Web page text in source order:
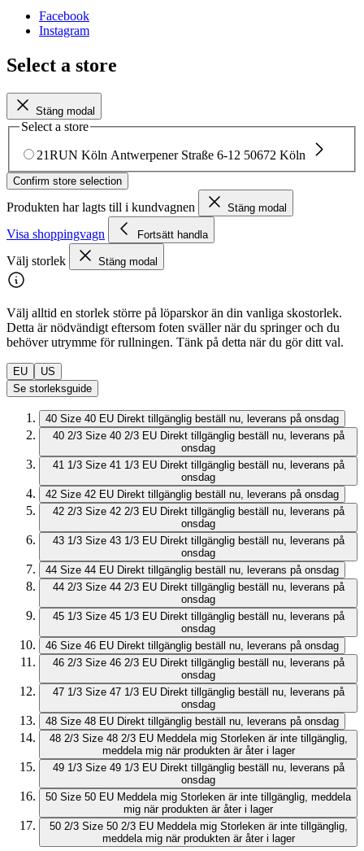
Facebook
Instagram
Select a store
Stäng modal
Select a store
21RUN Köln Antwerpener Straße 6-12 50672 Köln
Confirm store selection
Produkten har lagts till i kundvagnen Stäng modal
Visa shoppingvagn Fortsätt handla
Välj storlek Stäng modal
Välj alltid en storlek större på löparskor än din vanliga skostorlek.
Detta är nödvändigt eftersom foten sväller när du springer och du
behöver utrymme för rullningen. Tänk på detta när du gör ditt val.
EU
US
Se storleksguide
40 Size 40 EU Direkt tillgänglig beställ nu, leverans på onsdag
40 2/3 Size 40 2/3 EU Direkt tillgänglig beställ nu, leverans på
onsdag
41 1/3 Size 41 1/3 EU Direkt tillgänglig beställ nu, leverans på
onsdag
42 Size 42 EU Direkt tillgänglig beställ nu, leverans på onsdag
42 2/3 Size 42 2/3 EU Direkt tillgänglig beställ nu, leverans på
onsdag
43 1/3 Size 43 1/3 EU Direkt tillgänglig beställ nu, leverans på
onsdag
44 Size 44 EU Direkt tillgänglig beställ nu, leverans på onsdag
44 2/3 Size 44 2/3 EU Direkt tillgänglig beställ nu, leverans på
onsdag
45 1/3 Size 45 1/3 EU Direkt tillgänglig beställ nu, leverans på
onsdag
46 Size 46 EU Direkt tillgänglig beställ nu, leverans på onsdag
46 2/3 Size 46 2/3 EU Direkt tillgänglig beställ nu, leverans på
onsdag
47 1/3 Size 47 1/3 EU Direkt tillgänglig beställ nu, leverans på
onsdag
48 Size 48 EU Direkt tillgänglig beställ nu, leverans på onsdag
48 2/3 Size 48 2/3 EU Meddela mig Storleken är inte tillgänglig,
meddela mig när produkten är åter i lager
49 1/3 Size 49 1/3 EU Direkt tillgänglig beställ nu, leverans på
onsdag
50 Size 50 EU Meddela mig Storleken är inte tillgänglig, meddela
mig när produkten är åter i lager
50 2/3 Size 50 2/3 EU Meddela mig Storleken är inte tillgänglig,
meddela mig när produkten är åter i lager